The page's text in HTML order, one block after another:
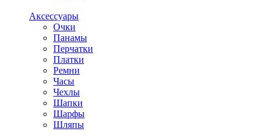
Аксессуары
Очки
Панамы
Перчатки
Платки
Ремни
Часы
Чехлы
Шапки
Шарфы
Шляпы